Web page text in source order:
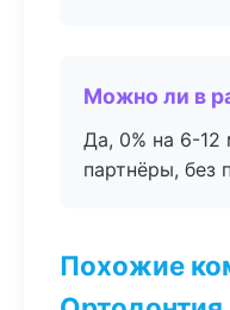
Можно ли в
Да, 0% на 6-12
партнёры, без
Похожие